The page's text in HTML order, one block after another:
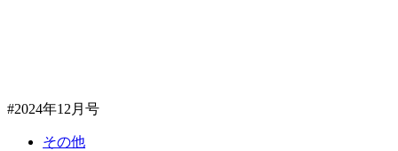
#2024年12月号
その他